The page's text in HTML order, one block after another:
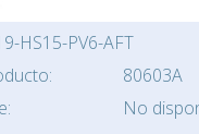
HS15-PV6-AFT
80603A
No